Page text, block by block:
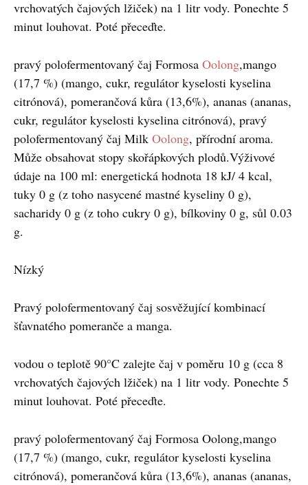
vrchovatých čajových lžiček) na 1 litr vody. Ponechte 5
minut louhovat. Poté přeceďte.
pravý polofermentovaný čaj Formosa Oolong,mango
(17,7 %) (mango, cukr, regulátor kyselosti kyselina
citrónová), pomerančová kůra (13,6%), ananas (ananas,
cukr, regulátor kyselosti kyselina citrónová), pravý
polofermentovaný čaj Milk Oolong, přírodní aroma.
Může obsahovat stopy skořápkových plodů.Výživové
údaje na 100 ml: energetická hodnota 18 kJ/ 4 kcal,
tuky 0 g (z toho nasycené mastné kyseliny 0 g),
sacharidy 0 g (z toho cukry 0 g), bílkoviny 0 g, sůl 0.03
g.
Nízký
Pravý polofermentovaný čaj sosvěžující kombinací
šťavnatého pomeranče a manga.
vodou o teplotě 90°C zalejte čaj v poměru 10 g (cca 8
vrchovatých čajových lžiček) na 1 litr vody. Ponechte 5
minut louhovat. Poté přeceďte.
pravý polofermentovaný čaj Formosa Oolong,mango
(17,7 %) (mango, cukr, regulátor kyselosti kyselina
citrónová), pomerančová kůra (13,6%), ananas (ananas,